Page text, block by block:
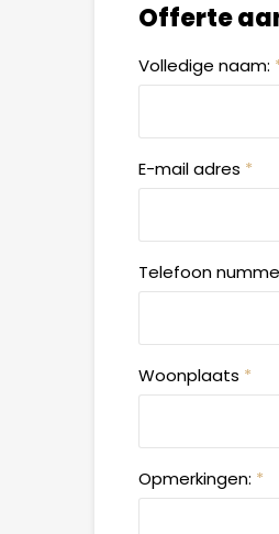
Offerte
Volledige naam:
E-mail adres *
Telefoon
Woonplaats *
Opmerkingen: *